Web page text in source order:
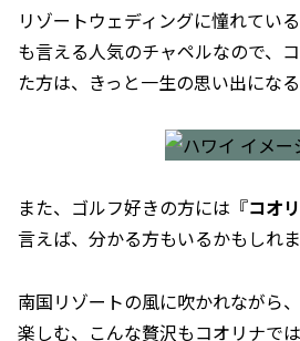
リゾートウェディングに憧れてい
も言える人気のチャペルなので、
た方は、きっと一生の思い出になる
また、ゴルフ好きの方には『コオ
言えば、分かる方もいるかもしれま
南国リゾートの風に吹かれながら
楽しむ、こんな贅沢もコオリナで